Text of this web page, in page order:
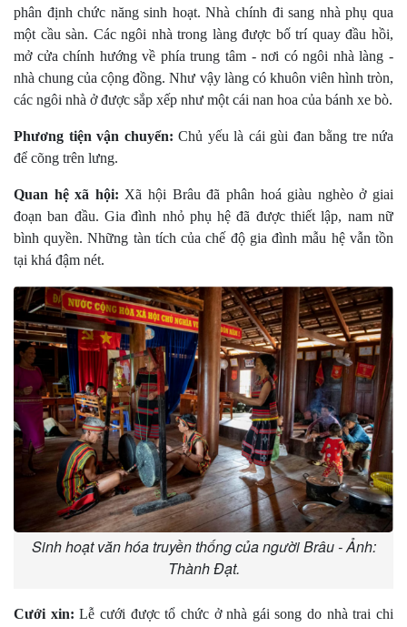
phân định chức năng sinh hoạt. Nhà chính đi sang nhà phụ qua
một cầu sàn. Các ngôi nhà trong làng được bố trí quay đầu hồi,
mở cửa chính hướng về phía trung tâm - nơi có ngôi nhà làng -
nhà chung của cộng đồng. Như vậy làng có khuôn viên hình tròn,
các ngôi nhà ở được sắp xếp như một cái nan hoa của bánh xe bò.
Phương tiện vận chuyển: Chủ yếu là cái gùi đan bằng tre nứa
để cõng trên lưng.
Quan hệ xã hội: Xã hội Brâu đã phân hoá giàu nghèo ở giai
đoạn ban đầu. Gia đình nhỏ phụ hệ đã được thiết lập, nam nữ
bình quyền. Những tàn tích của chế độ gia đình mẫu hệ vẫn tồn
tại khá đậm nét.
Sinh hoạt văn hóa truyền thống của người Brâu - Ảnh:
Thành Đạt.
Cưới xin: Lễ cưới được tổ chức ở nhà gái song do nhà trai chi